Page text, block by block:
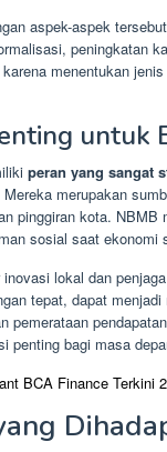
aspek-aspek
peningkatan
menentukan
untuk
peran yang sangat
merupakan
pinggiran kota.
sosial saat ekonomi
lokal dan
tepat, dapat
pemerataan
penting bagi masa
BCA Finance Terkini